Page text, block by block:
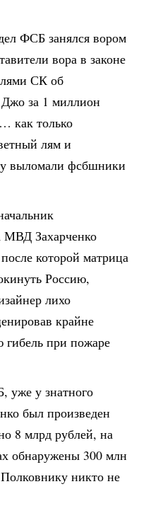
ФСБ занялся вором
вора в законе
СК об
за 1 миллион
как только
лям и
выломали фсбшники
МВД Захарченко
которой матрица
Россию,
лихо
крайне
гибель при пожаре
уже у знатного
был произведен
8 млрд рублей, на
обнаружены 300 млн
никто не